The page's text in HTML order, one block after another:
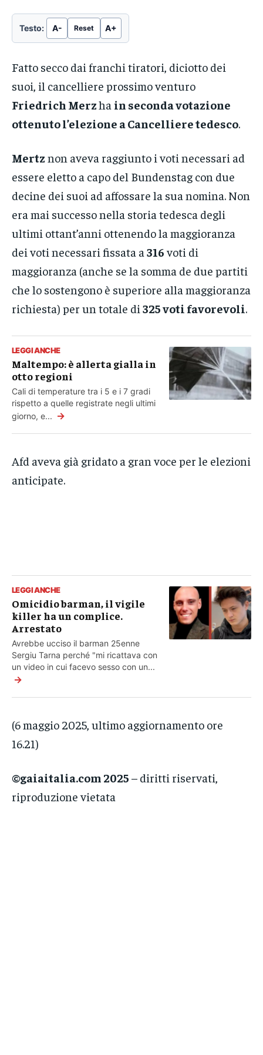
Il Regno Unito regala la
maggioranza assoluta e
05/07/2024
In "Copertina"
LEGGI ANCHE
Maltempo: è allerta gialla in otto
Cali di temperature tra i 5 e i 7 gradi
giorno, e... →
Testo: A- Reset A+
Fatto secco dai franchi tiratori, diciotto dei
suoi, il cancelliere prossimo venturo
Friedrich Merzha in seconda votazione
ottenuto l’elezione a Cancelliere tedesco.
Mertz non aveva raggiunto i voti necessari ad
essere eletto a capo del Bundenstag con due
decine dei suoi ad affossare la sua nomina. Non
era mai successo nella storia tedesca degli
ultimi ottant’anni ottenendo la maggioranza
dei voti necessari fissata a 316voti di
maggioranza (anche se la somma de due partiti
che lo sostengono è superiore alla maggioranza
richiesta) per un totale di 325 voti favorevoli.
LEGGI ANCHE
Maltempo: è allerta gialla in
otto regioni
Cali di temperature tra i 5 e i 7 gradi
rispetto a quelle registrate negli ultimi
giorno, e... →
Afd aveva già gridato a gran voce per le elezioni
anticipate.
LEGGI ANCHE
Omicidio barman, il vigile
killer ha un complice.
Arrestato
Avrebbe ucciso il barman 25enne
Sergiu Tarna perché "mi ricattava con
un video in cui facevo sesso con un...
→
(6 maggio 2025, ultimo aggiornamento ore
16.21)
©gaiaitalia.com 2025 – diritti riservati,
riproduzione vietata